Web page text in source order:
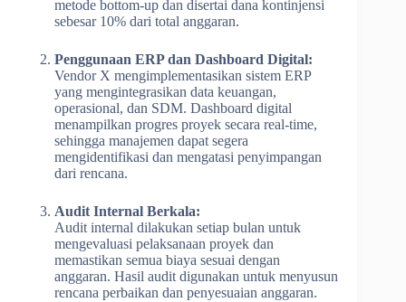
metode bottom-up dan disertai dana kontinjensi
sebesar 10% dari total anggaran.
Penggunaan ERP dan Dashboard Digital:
Vendor X mengimplementasikan sistem ERP
yang mengintegrasikan data keuangan,
operasional, dan SDM. Dashboard digital
menampilkan progres proyek secara real-time,
sehingga manajemen dapat segera
mengidentifikasi dan mengatasi penyimpangan
dari rencana.
Audit Internal Berkala:
Audit internal dilakukan setiap bulan untuk
mengevaluasi pelaksanaan proyek dan
memastikan semua biaya sesuai dengan
anggaran. Hasil audit digunakan untuk menyusun
rencana perbaikan dan penyesuaian anggaran.